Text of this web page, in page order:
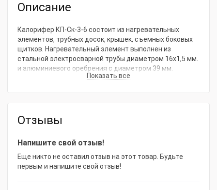
Масса, кг
Описание
Калорифер КП-Ск-3-6 состоит из нагревательных
элементов, трубных досок, крышек, съемных боковых
щитков. Нагревательный элемент выполнен из
стальной электросварной трубы диаметром 16x1,5 мм.
и алюминиевого оребрения с диаметром 39 мм.
Присоединительные размеры всех
производительностью по воздуху 500 тыс.м3/ч.
Показать всё
Отзывы
Напишите свой отзыв!
Еще никто не оставил отзыв на этот товар. Будьте
первым и напишите свой отзыв!